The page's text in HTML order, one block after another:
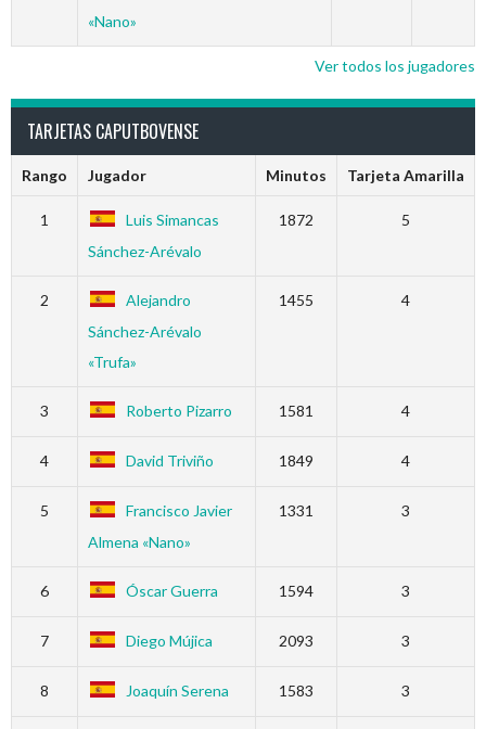
«Nano»
Ver todos los jugadores
TARJETAS CAPUTBOVENSE
Rango Jugador Minutos Tarjeta Amarilla
1
Luis Simancas
Sánchez-Arévalo
1872 5
2
Alejandro
Sánchez-Arévalo
«Trufa»
1455 4
3 Roberto Pizarro 1581 4
4 David Triviño 1849 4
5
Francisco Javier
Almena «Nano»
1331 3
6 Óscar Guerra 1594 3
7 Diego Mújica 2093 3
8 Joaquín Serena 1583 3